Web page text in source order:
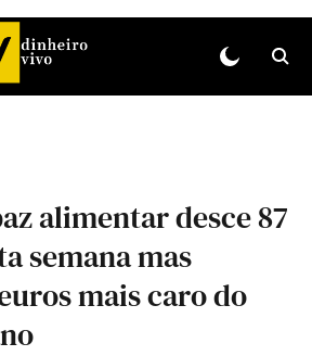
alimentar desce 87
semana mas
mais caro do